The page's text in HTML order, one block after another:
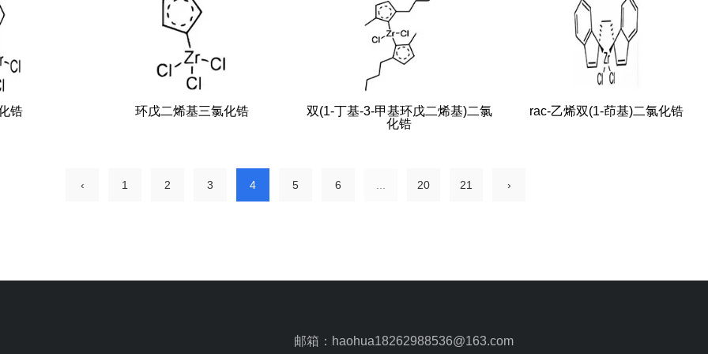
锆 环戊二烯基三氯化锆
双(1-丁基-3-甲基环戊二烯基)二氯
化锆
rac-乙烯双(1-茚基)二氯化锆
‹ 1 2 3 4 5 6 20 21 ›
邮箱：haohua18262988536@163.com